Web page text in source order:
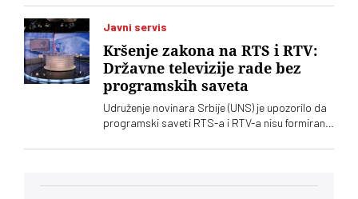
Vučić je poručio da je reč o proslavi zločina
počinjenih nad srpskim narodom
Javni servis
Kršenje zakona na RTS i RTV:
Državne televizije rade bez
programskih saveta
Udruženje novinara Srbije (UNS) je upozorilo da
programski saveti RTS-a i RTV-a nisu formirani
čega se postavlja pitanje poštovanja zakonskih
kontrole javnih medijskih servisa